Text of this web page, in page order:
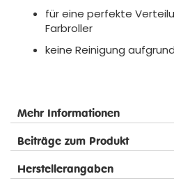
für eine perfekte
Farbroller
keine Reinigung
Mehr Informationen
Beiträge zum Produkt
Herstellerangaben